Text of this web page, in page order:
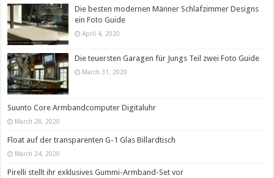
Die besten modernen Männer Schlafzimmer Designs
ein Foto Guide
April 4, 2020
Die teuersten Garagen für Jungs Teil zwei Foto Guide
March 31, 2020
Suunto Core Armbandcomputer Digitaluhr
March 28, 2020
Float auf der transparenten G-1 Glas Billardtisch
March 24, 2020
Pirelli stellt ihr exklusives Gummi-Armband-Set vor